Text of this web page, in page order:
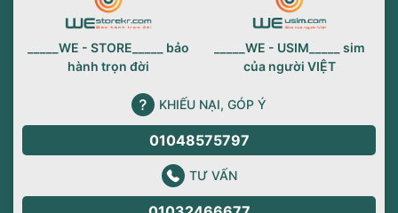
_____WE - STORE_____ bảo
hành trọn đời
_____WE - USIM_____ sim
của người VIỆT
KHIẾU NẠI, GÓP Ý
01048575797
TƯ VẤN